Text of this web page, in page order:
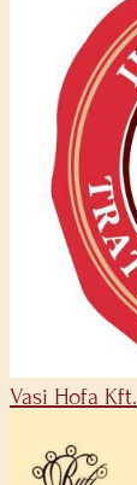
Vasi Hofa Kft.